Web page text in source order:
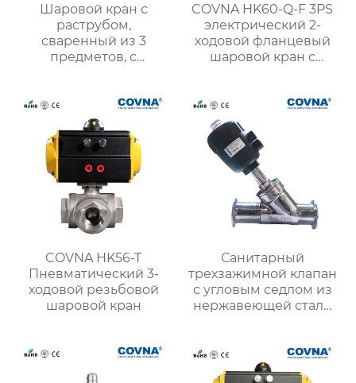
Шаровой кран с
раструбом,
сваренный из 3
предметов, с
COVNA HK60-Q-F 3PS
электрический 2-
ходовой фланцевый
шаровой кран с
COVNA HK56-T
Пневматический 3-
ходовой резьбовой
шаровой кран
Санитарный
трехзажимной клапан
с угловым седлом из
нержавеющей стали